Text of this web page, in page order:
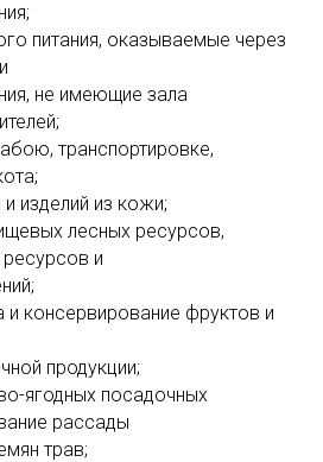
питания, оказываемые через
не имеющие зала
транспортировке,
изделий из кожи;
лесных ресурсов,
и
консервирование фруктов и
продукции;
ягодных посадочных
рассады
трав;